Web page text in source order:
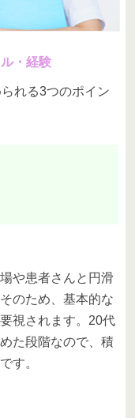
・経験
れる3つのポイン
や患者さんと円滑
のため、基本的な
視されます。20代
た段階なので、積
す。